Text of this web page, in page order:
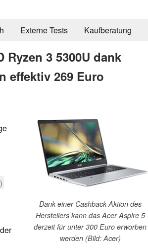
Externe Tests Kaufberatung
3 5300U dank
effektiv 269 Euro
Dank einer Cashback-Aktion des
Herstellers kann das Acer Aspire 5
derzeit für unter 300 Euro erworben
werden (Bild: Acer)